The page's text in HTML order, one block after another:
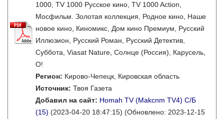
1000, TV 1000 Русское кино, TV 1000 Action,
Мосфильм. Золотая коллекция, Родное кино, Наше
новое кино, Киномикс, Дом кино Премиум, Русский
Иллюзион, Русский Роман, Русский Детектив,
Суббота, Viasat Nature, Солнце (Россия), Карусель,
О!
Регион: Кирово-Чепецк, Кировская область
Источник: Твоя Газета
Добавил на сайт: Homah TV (Makcnm TV4) C/Б
(15) (2023-04-20 18:47:15) (Обновлено: 2023-12-15